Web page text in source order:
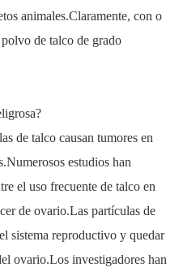
animales.Claramente, con o
de talco de grado
de talco causan tumores en
estudios han
el uso frecuente de talco en
de ovario.Las partículas de
sistema reproductivo y quedar
ovario.Los investigadores han